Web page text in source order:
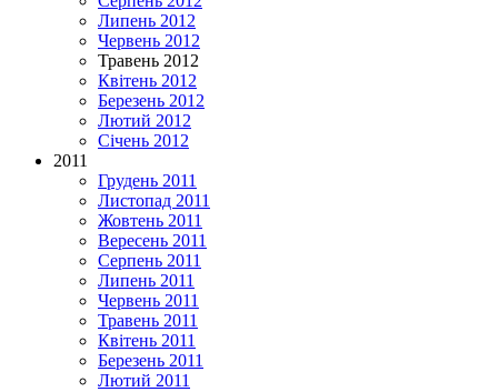
Липень 2012
Червень 2012
Травень 2012
Квітень 2012
Березень 2012
Лютий 2012
Січень 2012
2011
Грудень 2011
Листопад 2011
Жовтень 2011
Вересень 2011
Серпень 2011
Липень 2011
Червень 2011
Травень 2011
Квітень 2011
Березень 2011
Лютий 2011